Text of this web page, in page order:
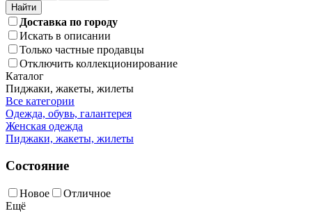
Доставка по городу
Искать в описании
Только частные продавцы
Отключить коллекционирование
Каталог
Пиджаки, жакеты, жилеты
Все категории
Одежда, обувь, галантерея
Женская одежда
Пиджаки, жакеты, жилеты
Состояние
Новое
Отличное
Ещё